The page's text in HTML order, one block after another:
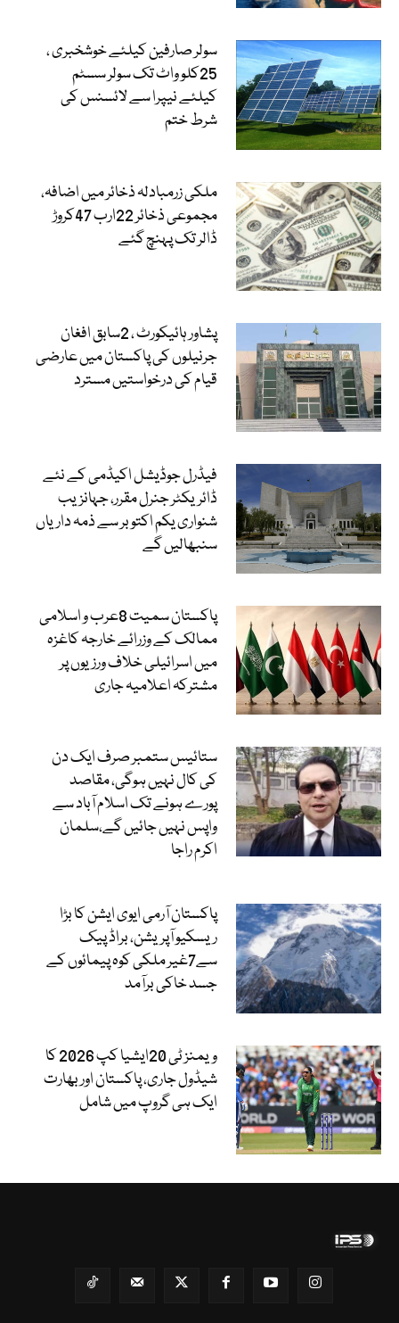
سولر صارفین کیلئے خوشخبری ،
25کلو واٹ تک سولر سسٹم
کیلئے نیپرا سے لائسنس کی
شرط ختم
ملکی زرمبادلہ ذخائر میں اضافہ،
مجموعی ذخائر 22ارب 47کروڑ
ڈالر تک پہنچ گئے
پشاور ہائیکورٹ ، 2سابق افغان
جرنیلوں کی پاکستان میں عارضی
قیام کی درخواستیں مسترد
فیڈرل جوڈیشل اکیڈمی کے نئے
ڈائریکٹر جنرل مقرر، جہانزیب
شنواری یکم اکتوبر سے ذمہ داریاں
سنبھالیں گے
پاکستان سمیت 8عرب و اسلامی
ممالک کے وزرائے خارجہ کاغزہ
میں اسرائیلی خلاف ورزیوں پر
مشترکہ اعلامیہ جاری
ستائیس ستمبر صرف ایک دن
کی کال نہیں ہوگی، مقاصد
پورے ہونے تک اسلام آباد سے
واپس نہیں جائیں گے،سلمان
اکرم راجا
پاکستان آرمی ایوی ایشن کا بڑا
ریسکیو آپریشن، براڈ پیک
سے7غیر ملکی کوہ پیمائوں کے
جسد خاکی برآمد
ویمنز ٹی 20ایشیا کپ 2026 کا
شیڈول جاری، پاکستان اور بھارت
ایک ہی گروپ میں شامل